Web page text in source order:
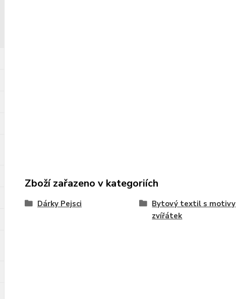
Zboží zařazeno v kategoriích
Dárky Pejsci
Bytový textil s motivy
zvířátek